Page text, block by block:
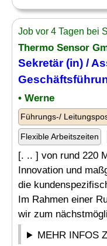
Job vor 4 Tagen bei
Thermo Sensor
Sekretär(in) /
• Werne
Führungs-/
Flexible Arbeitszeiten
[. .. ] von rund 220
Innovation und
die
Im Rahmen einer
wir zum
MEHR INFOS